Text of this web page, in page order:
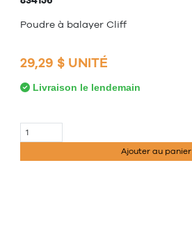
Poudre à balayer Cliff
29,29 $ UNITÉ
Livraison le lendemain
Ajouter au panier